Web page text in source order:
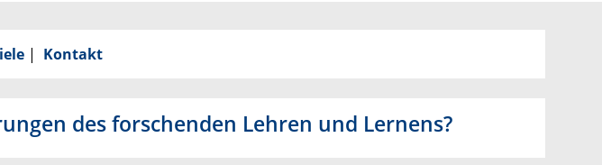
| Kontakt
des forschenden Lehren und Lernens?